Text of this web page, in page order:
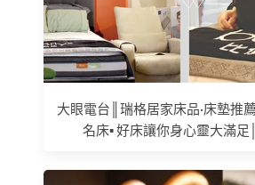
大眼電台║瑞格居家床品·床墊推
名床▪ 好床讓你身心靈大滿足